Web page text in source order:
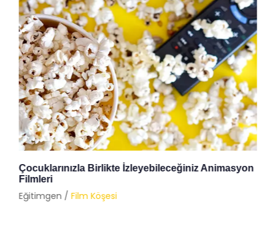
Çocuklarınızla Birlikte İzleyebileceğiniz Animasyon
Filmleri
Eğitimgen / Film Köşesi